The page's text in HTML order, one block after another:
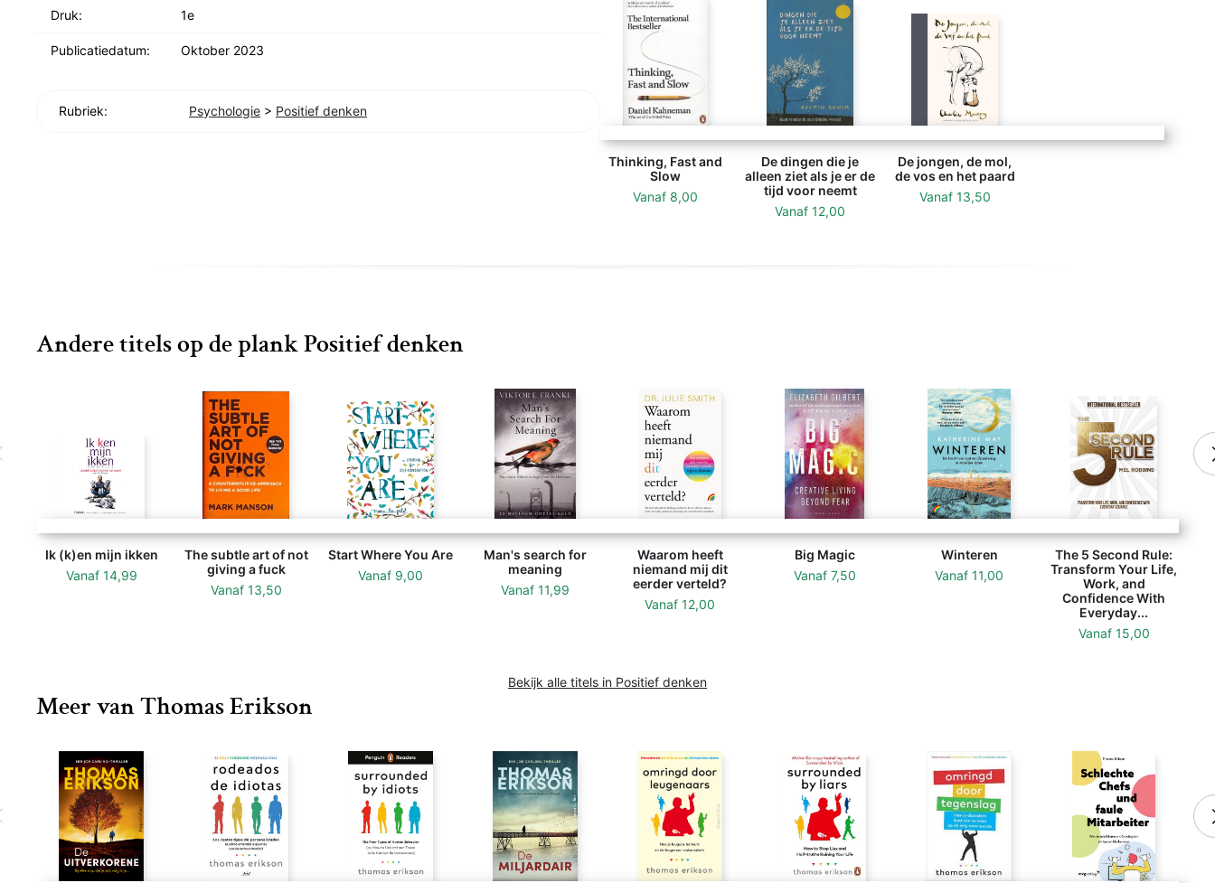
‘Erikson legt in zijn vlot geschreven boeken uit wat de types zijn en hoe je moet
Thinking, Fast and
Slow
Vanaf 8,00
De dingen die je
alleen ziet als je er de
tijd voor neemt
Vanaf 12,00
De jongen, de mol,
de vos en het paard
Vanaf 13,50
Druk: 1e
Publicatiedatum: Oktober 2023
Rubriek: Psychologie > Positief denken
Andere titels op de plank Positief denken
Ik (k)en mijn ikken
Vanaf 14,99
The subtle art of not
giving a fuck
Vanaf 13,50
Start Where You Are
Vanaf 9,00
Man's search for
meaning
Vanaf 11,99
Waarom heeft
niemand mij dit
eerder verteld?
Vanaf 12,00
Big Magic
Vanaf 7,50
Winteren
Vanaf 11,00
The 5 Second Rule:
Transform Your Life,
Work, and
Confidence With
Everyday...
Vanaf 15,00
Bekijk alle titels in Positief denken
Meer van Thomas Erikson